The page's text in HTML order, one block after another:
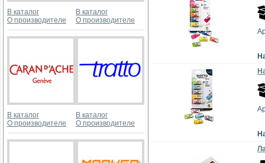
В каталог
О производителе
В каталог
О производителе
В каталог
О производителе
В каталог
О производителе